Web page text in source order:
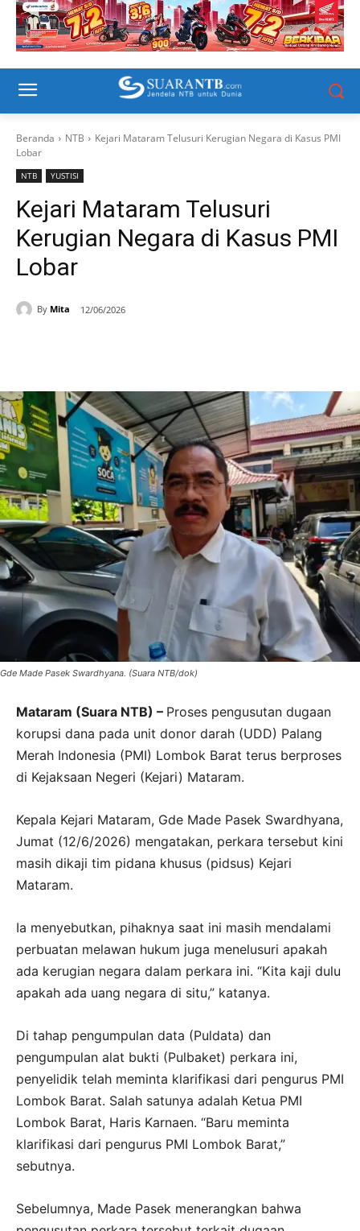
Beranda NTB
Kejari Mataram Telusuri Kerugian Negara di Kasus PMI
Lobar
NTB YUSTISI
Kejari Mataram Telusuri
Kerugian Negara di Kasus PMI
Lobar
By Mita 12/06/2026
Gde Made Pasek Swardhyana. (Suara NTB/dok)
Mataram (Suara NTB) – Proses pengusutan dugaan
korupsi dana pada unit donor darah (UDD) Palang
Merah Indonesia (PMI) Lombok Barat terus berproses
di Kejaksaan Negeri (Kejari) Mataram.
Kepala Kejari Mataram, Gde Made Pasek Swardhyana,
Jumat (12/6/2026) mengatakan, perkara tersebut kini
masih dikaji tim pidana khusus (pidsus) Kejari
Mataram.
Ia menyebutkan, pihaknya saat ini masih mendalami
perbuatan melawan hukum juga menelusuri apakah
ada kerugian negara dalam perkara ini. “Kita kaji dulu
apakah ada uang negara di situ,” katanya.
Di tahap pengumpulan data (Puldata) dan
pengumpulan alat bukti (Pulbaket) perkara ini,
penyelidik telah meminta klarifikasi dari pengurus PMI
Lombok Barat. Salah satunya adalah Ketua PMI
Lombok Barat, Haris Karnaen. “Baru meminta
klarifikasi dari pengurus PMI Lombok Barat,”
sebutnya.
Sebelumnya, Made Pasek menerangkan bahwa